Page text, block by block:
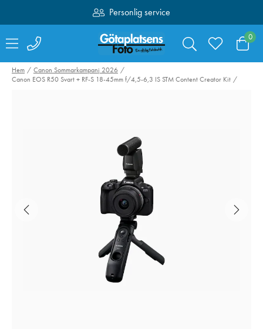
Personlig service
Fri frakt över 1000:-
0
Hähnel kabelset för
Captur till Fujifilm
Hem
Canon Sommarkampanj 2026
Canon EOS R50 Svart + RF-S 18-45mm f/4,5-6,3 IS STM Content Creator Kit